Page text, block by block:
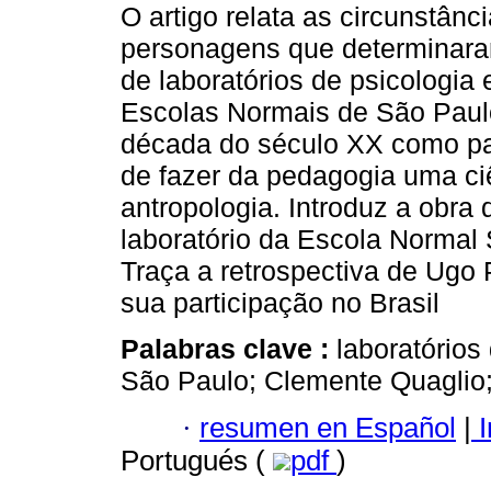
O artigo relata as
personagens que
de laboratórios de psicologia
Escolas Normais de São
década do século XX como
de fazer da pedagogia uma
antropologia. Introduz a obra
laboratório da Escola
Traça a retrospectiva de
sua participação no Brasil
Palabras clave :
São Paulo; Clemente
· resumen en Español |
Portugués (
pdf )